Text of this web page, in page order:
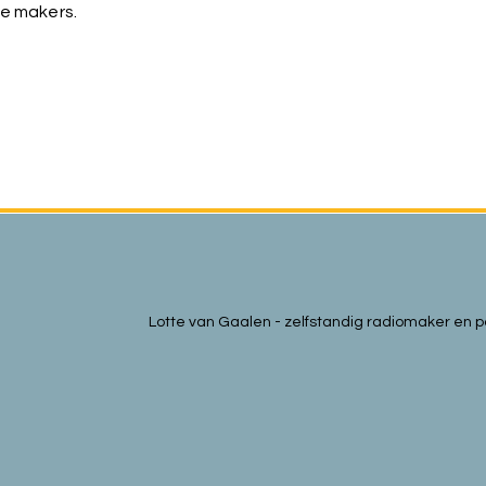
makers.
Lotte van Gaalen - zelfstandig radiomaker en